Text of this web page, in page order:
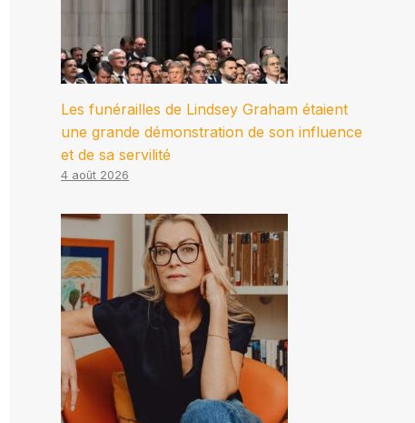
Les funérailles de Lindsey Graham étaient
une grande démonstration de son influence
et de sa servilité
4 août 2026